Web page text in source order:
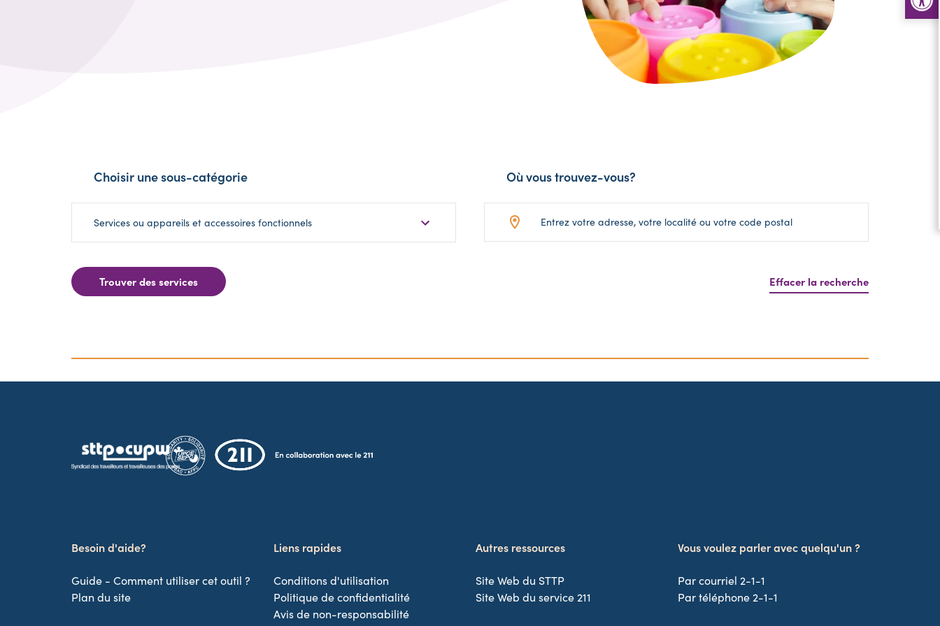
Choisir une sous-catégorie
Services ou appareils et accessoires fonctionnels
Où vous trouvez-vous?
Trouver des services Effacer la recherche
Besoin d'aide?
Guide - Comment utiliser cet outil ?
Plan du site
Liens rapides
Conditions d'utilisation
Politique de confidentialité
Avis de non-responsabilité
Autres ressources
Site Web du STTP
Site Web du service 211
Vous voulez parler avec quelqu'un ?
Par courriel 2-1-1
Par téléphone 2-1-1